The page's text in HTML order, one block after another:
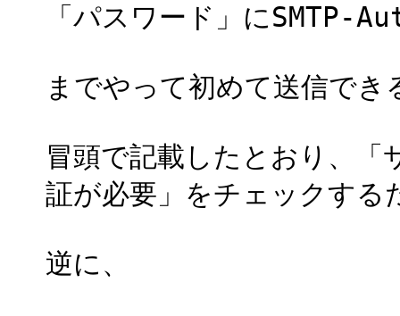
「パスワード」にSMTP-
までやって初めて送信でき
冒頭で記載したとおり、「
証が必要」をチェックする
逆に、